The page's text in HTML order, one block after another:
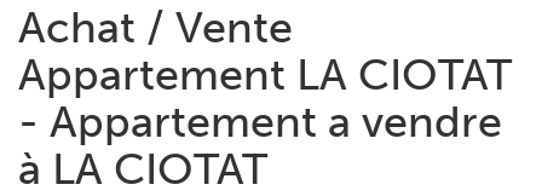
Achat / Vente
Appartement LA CIOTAT
- Appartement a vendre
à LA CIOTAT